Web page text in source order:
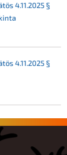
4.11.2025 §
4.11.2025 §